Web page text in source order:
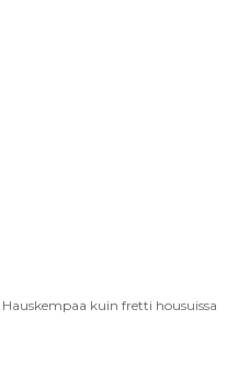
Hauskempaa kuin fretti housuissa